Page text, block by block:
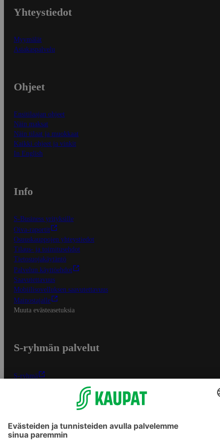
Yhteystiedot
Myymälät
Asiakaspalvelu
Ohjeet
Ensitilaajan ohjeet
Näin maksat
Näin tilaat ja muokkaat
Kaikki ohjeet ja vinkit
In English
Info
S-Business yrityksille
Oiva-raportit
Osuuskauppojen yhteystiedot
Tilaus- ja toimitusehdot
Tietosuojakäytäntö
Palvelun käyttöehdot
Saavutettavuus
Mobiilisovelluksen saavutettavuus
Mainostajalle
Muuta evästeasetuksia
S-ryhmän palvelut
S-ryhmä
Yhteishyvä Ruoka -sovellus
Sokos.fi
S-Pankki